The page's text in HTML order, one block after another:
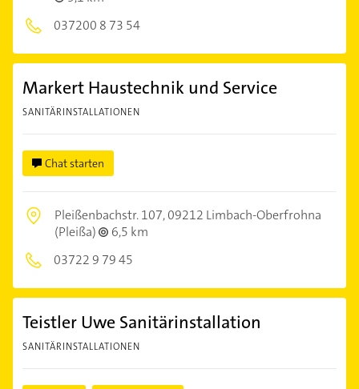
037200 8 73 54
Markert Haustechnik und Service
SANITÄRINSTALLATIONEN
Chat starten
Pleißenbachstr. 107,09212 Limbach-Oberfrohna
(Pleißa)
6,5 km
03722 9 79 45
Teistler Uwe Sanitärinstallation
SANITÄRINSTALLATIONEN